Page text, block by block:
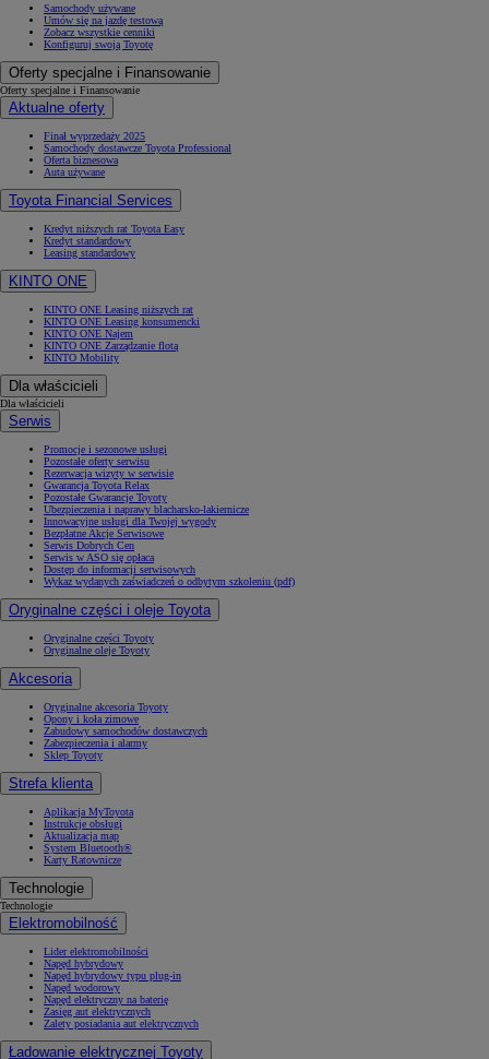
Samochody używane
Umów się na jazdę testową
Zobacz wszystkie cenniki
Konfiguruj swoją Toyotę
Oferty specjalne i Finansowanie
Oferty specjalne i Finansowanie
Aktualne oferty
Finał wyprzedaży 2025
Samochody dostawcze Toyota Professional
Oferta biznesowa
Auta używane
Toyota Financial Services
Kredyt niższych rat Toyota Easy
Kredyt standardowy
Leasing standardowy
KINTO ONE
KINTO ONE Leasing niższych rat
KINTO ONE Leasing konsumencki
KINTO ONE Najem
KINTO ONE Zarządzanie flotą
KINTO Mobility
Dla właścicieli
Dla właścicieli
Serwis
Promocje i sezonowe usługi
Pozostałe oferty serwisu
Rezerwacja wizyty w serwisie
Gwarancja Toyota Relax
Pozostałe Gwarancje Toyoty
Ubezpieczenia i naprawy blacharsko-lakiernicze
Innowacyjne usługi dla Twojej wygody
Bezpłatne Akcje Serwisowe
Serwis Dobrych Cen
Serwis w ASO się opłaca
Dostęp do informacji serwisowych
Wykaz wydanych zaświadczeń o odbytym szkoleniu (pdf)
Oryginalne części i oleje Toyota
Oryginalne części Toyoty
Oryginalne oleje Toyoty
Akcesoria
Oryginalne akcesoria Toyoty
Opony i koła zimowe
Zabudowy samochodów dostawczych
Zabezpieczenia i alarmy
Sklep Toyoty
Strefa klienta
Aplikacja MyToyota
Instrukcje obsługi
Aktualizacja map
System Bluetooth®
Karty Ratownicze
Technologie
Technologie
Elektromobilność
Lider elektromobilności
Napęd hybrydowy
Napęd hybrydowy typu plug-in
Napęd wodorowy
Napęd elektryczny na baterię
Zasięg aut elektrycznych
Zalety posiadania aut elektrycznych
Ładowanie elektrycznej Toyoty